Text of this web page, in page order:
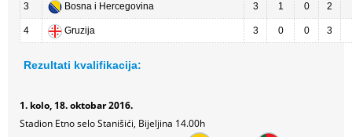
3 Bosna i Hercegovina 3 1 0 2
4 Gruzija 3 0 0 3
Rezultati kvalifikacija:
1. kolo, 18. oktobar 2016.
Stadion Etno selo Stanišići, Bijeljina 14.00h